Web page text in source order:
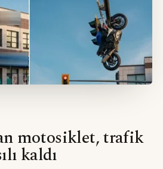
motosiklet, trafik
kaldı